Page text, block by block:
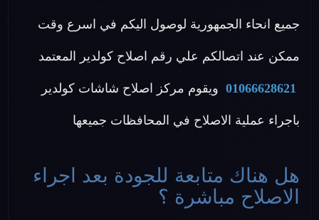
جميع انحاء الجمهورية لوصول اليكم في اسرع وقت
ممكن عند اتصالكم علي رقم اصلاح كولدير المعتمد
01066628621 ويقوم مركز اصلاح شاشات كولدير
باجراء عملية الاصلاح في المحافظات جميعها
هل هناك متابعة للجودة بعد اجراء
الاصلاح مباشرة ؟